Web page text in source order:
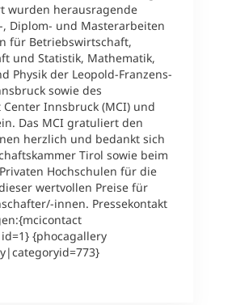
wurden herausragende
, Diplom- und Masterarbeiten
für Betriebswirtschaft,
und Statistik, Mathematik,
Physik der Leopold-Franzens-
sowie des
Innsbruck (MCI) und
Das MCI gratuliert den
herzlich und bedankt sich
Tirol sowie beim
Hochschulen für die
wertvollen Preise für
innen. Pressekontakt
{phocagallery